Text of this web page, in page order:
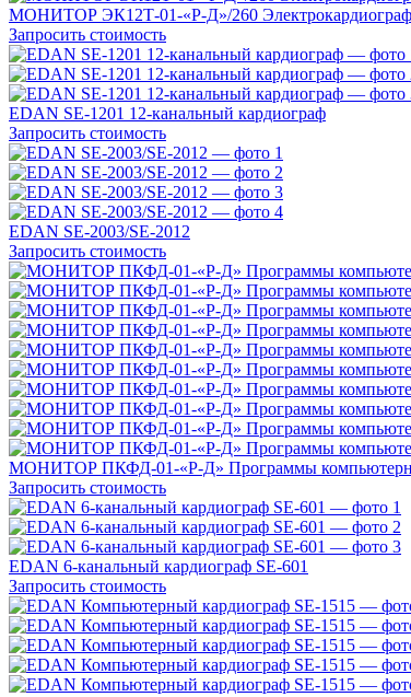
МОНИТОР ЭК12Т-01-«Р-Д»/260 Электрокардиограф
Запросить стоимость
EDAN SE-1201 12-канальный кардиограф
Запросить стоимость
EDAN SE-2003/SE-2012
Запросить стоимость
МОНИТОР ПКФД-01-«Р-Д» Программы
Запросить стоимость
EDAN 6-канальный кардиограф SE-601
Запросить стоимость